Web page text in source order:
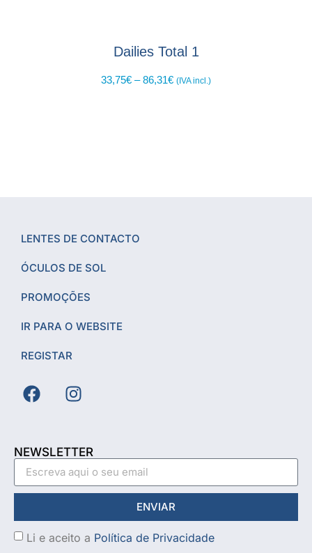
Dailies Total 1
33,75€ – 86,31€ (IVA incl.)
LENTES DE CONTACTO
ÓCULOS DE SOL
PROMOÇÕES
IR PARA O WEBSITE
REGISTAR
NEWSLETTER
Li e aceito a Política de Privacidade
ENVIAR